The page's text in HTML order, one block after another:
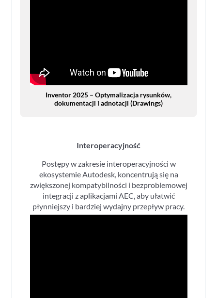
Inventor 2025 – Optymalizacja rysunków,
dokumentacji i adnotacji (Drawings)
Interoperacyjność
Postępy w zakresie interoperacyjności w
ekosystemie Autodesk, koncentrują się na
zwiększonej kompatybilności i bezproblemowej
integracji z aplikacjami AEC, aby ułatwić
płynniejszy i bardziej wydajny przepływ pracy.